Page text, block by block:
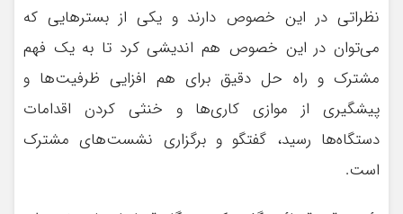
نظراتی در این خصوص دارند و یکی از بسترهایی که
می‌توان در این خصوص هم اندیشی کرد تا به یک فهم
مشترک و راه حل دقیق برای هم افزایی ظرفیت‌ها و
پیشگیری از موازی کاری‌ها و خنثی کردن اقدامات
دستگاه‌ها رسید، گفتگو و برگزاری نشست‌های مشترک
است.